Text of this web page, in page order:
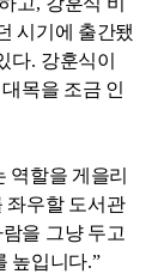
시기에 출간됐
다. 강훈식이
목을 조금 인
역할을 게을리
좌우할 도서관
을 그냥 두고
높입니다.”